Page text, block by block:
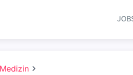
Medizin